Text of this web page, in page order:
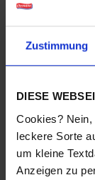
Zustimmung
DIESE
Cookies?
leckere Sorte
um kleine
Anzeigen zu
3,00 €*
*Preise inkl.